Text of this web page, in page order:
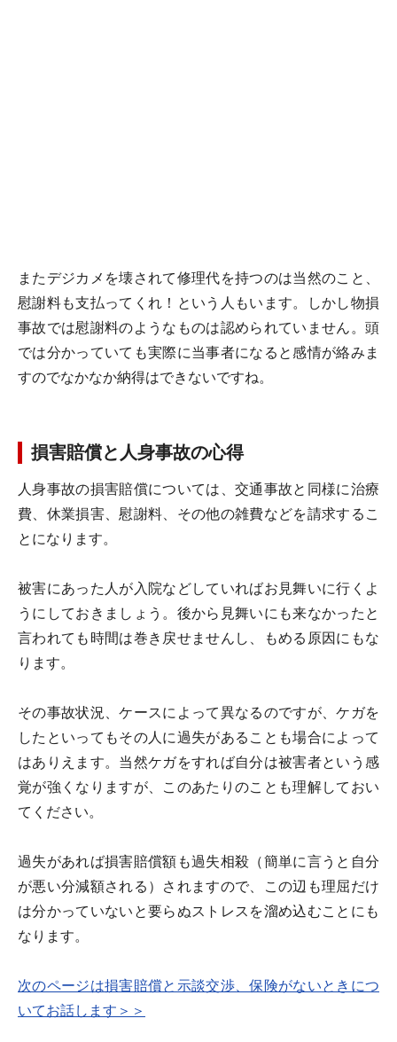
またデジカメを壊されて修理代を持つのは当然のこと、
慰謝料も支払ってくれ！という人もいます。しかし物損
事故では慰謝料のようなものは認められていません。頭
では分かっていても実際に当事者になると感情が絡みま
すのでなかなか納得はできないですね。
損害賠償と人身事故の心得
人身事故の損害賠償については、交通事故と同様に治療
費、休業損害、慰謝料、その他の雑費などを請求するこ
とになります。
被害にあった人が入院などしていればお見舞いに行くよ
うにしておきましょう。後から見舞いにも来なかったと
言われても時間は巻き戻せませんし、もめる原因にもな
ります。
その事故状況、ケースによって異なるのですが、ケガを
したといってもその人に過失があることも場合によって
はありえます。当然ケガをすれば自分は被害者という感
覚が強くなりますが、このあたりのことも理解しておい
てください。
過失があれば損害賠償額も過失相殺（簡単に言うと自分
が悪い分減額される）されますので、この辺も理屈だけ
は分かっていないと要らぬストレスを溜め込むことにも
なります。
次のページは損害賠償と示談交渉、保険がないときにつ
いてお話します＞＞